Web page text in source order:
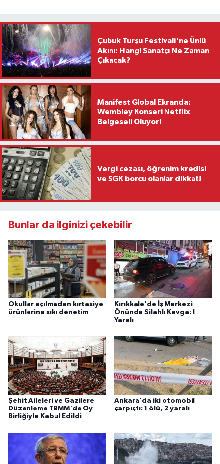
Çubuk Turşu Festivali'ne Ünlü
Akını: Hangi Sanatçı Ne Zaman
Çıkacak?
Manifest Global Ekranda:
Wembley Konseri Netflix
Belgeseli Oluyor!
Vergi cezası, öğrenim kredisi
ve SGK borcu olanlar dikkat!
Bunlar da ilginizi çekebilir
Okullar açılmadan kırtasiye
ürünlerine sıkı denetim
Kırıkkale'de İş Merkezi
Önünde Silahlı Kavga: 1
Yaralı
Şehit Aileleri ve Gazilere
Düzenleme TBMM'de Oy
Birliğiyle Kabul Edildi
Ankara'da iki otomobil
çarpıştı: 1 ölü, 2 yaralı